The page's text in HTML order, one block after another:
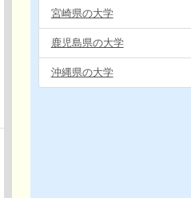
宮崎県の大学
鹿児島県の大学
沖縄県の大学